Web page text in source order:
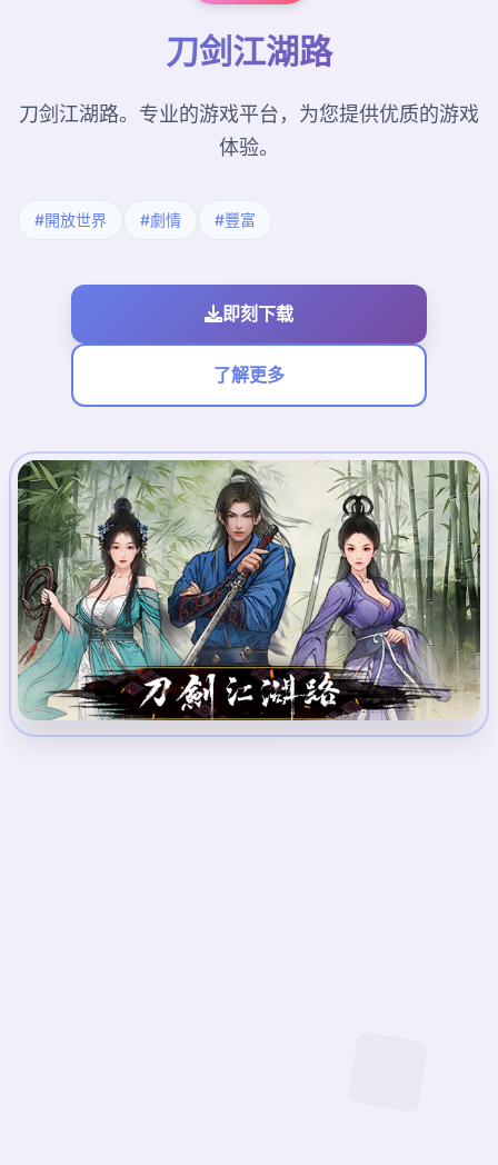
刀剑江湖路
刀剑江湖路。专业的游戏平台，为您提供优质的游戏
体验。
#開放世界 #劇情 #豐富
即刻下载
了解更多